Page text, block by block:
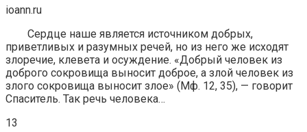
ioann.ru
Сердце наше является источником добрых,
приветливых и разумных речей, но из него же исходят
злоречие, клевета и осуждение. «Добрый человек из
доброго сокровища выносит доброе, а злой человек из
злого сокровища выносит злое» (Мф. 12, 35), — говорит
Спаситель. Так речь человека…
13